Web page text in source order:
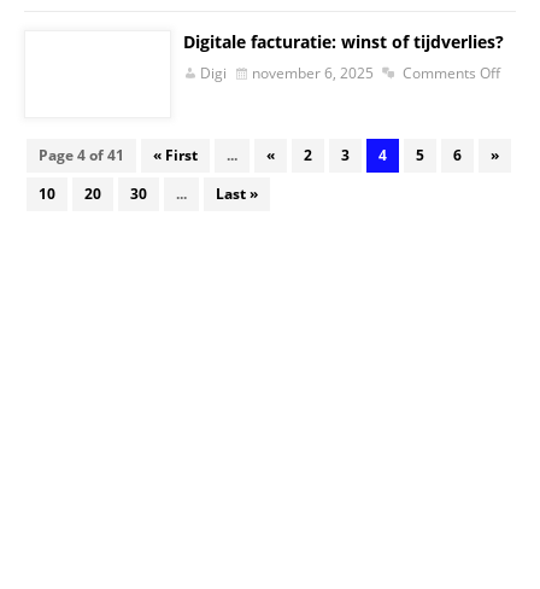
Digitale facturatie: winst of tijdverlies?
Digi november 6, 2025 Comments Off
Page 4 of 41 « First ... « 2 3 4 5 6
»
10
20 30 ... Last »